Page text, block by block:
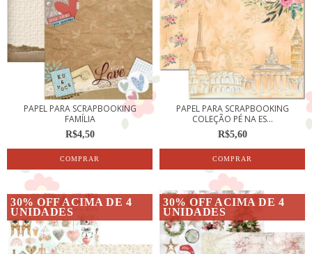
PAPEL PARA SCRAPBOOKING
FAMÍLIA
R$4,50
PAPEL PARA SCRAPBOOKING
COLEÇÃO PÉ NA ES...
R$5,60
30% OFF ACIMA DE 4
UNIDADES
30% OFF ACIMA DE 4
UNIDADES